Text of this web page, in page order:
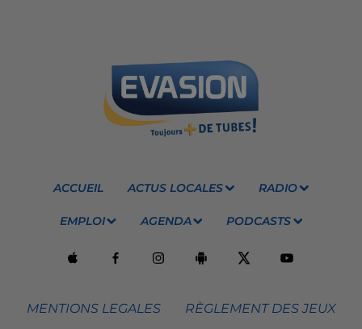
ACCUEIL ACTUS LOCALES RADIO
EMPLOI AGENDA PODCASTS
MENTIONS LEGALES RÈGLEMENT DES JEUX